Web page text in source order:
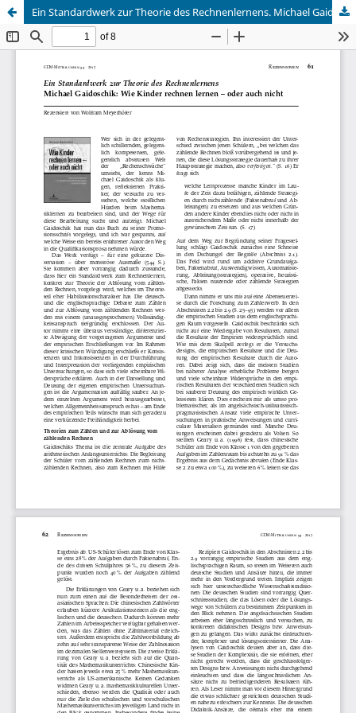
Ein Standardwerk zur Theorie des Rechnenlernens. Michael Gaidoschik: Wie Kinder rechnen lernen – oder auch nicht